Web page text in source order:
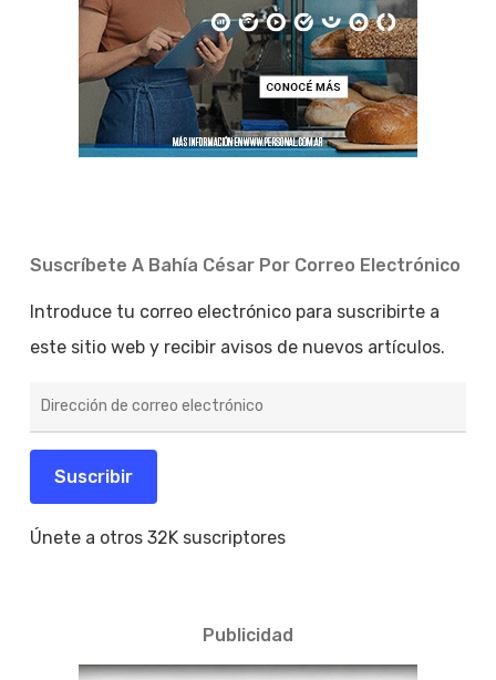
Suscríbete A Bahía César Por Correo Electrónico
Introduce tu correo electrónico para suscribirte a
este sitio web y recibir avisos de nuevos artículos.
de
electrónico
Suscribir
Únete a otros 32K suscriptores
Publicidad